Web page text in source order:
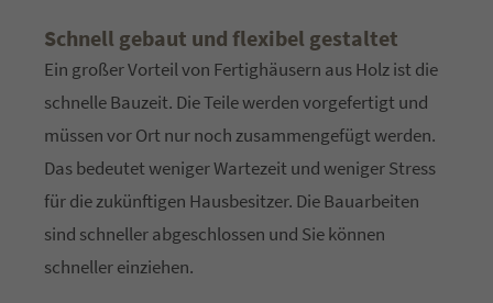
Get in touch
Cybersteel Inc.
376-293 City Road, Suite 600
+44 1234 567 890
Drop us a line
Schnell gebaut und flexibel gestaltet
Ein großer Vorteil von Fertighäusern aus Holz ist die
schnelle Bauzeit. Die Teile werden vorgefertigt und
müssen vor Ort nur noch zusammengefügt werden.
Das bedeutet weniger Wartezeit und weniger Stress
für die zukünftigen Hausbesitzer. Die Bauarbeiten
sind schneller abgeschlossen und Sie können
schneller einziehen.